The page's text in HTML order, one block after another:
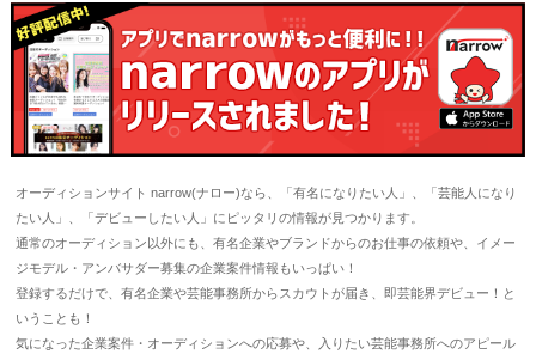
オーディションサイト narrow(ナロー)なら、「有名になりたい人」、「芸能人になり
たい人」、「デビューしたい人」にピッタリの情報が見つかります。
通常のオーディション以外にも、有名企業やブランドからのお仕事の依頼や、イメー
ジモデル・アンバサダー募集の企業案件情報もいっぱい！
登録するだけで、有名企業や芸能事務所からスカウトが届き、即芸能界デビュー！と
いうことも！
気になった企業案件・オーディションへの応募や、入りたい芸能事務所へのアピール